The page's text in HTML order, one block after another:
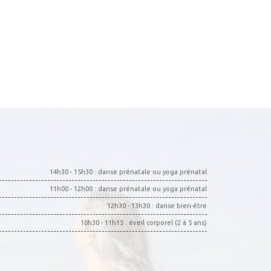
14h30 - 15h30 : danse prénatale ou yoga prénatal
11h00 - 12h00 : danse prénatale ou yoga prénatal
12h30 - 13h30 : danse bien-être
10h30 - 11h15 : éveil corporel (2 à 5 ans)